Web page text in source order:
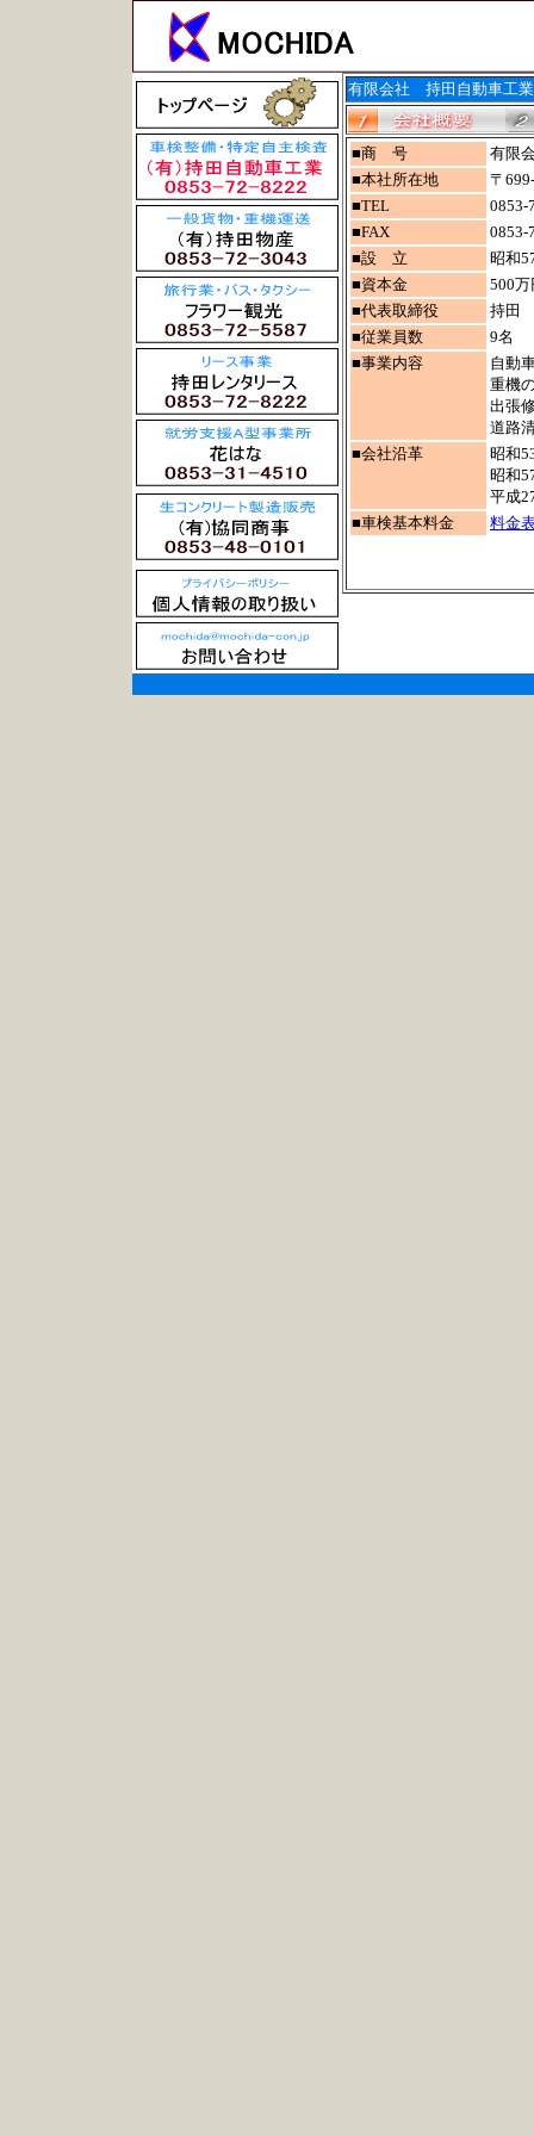
有限会社 持田自動車工業
■商 号
有限
■本社所在地
〒
■TEL
0853-
■FAX
0853-
■設 立
昭和
■資本金
500万
■代表取締役
持田
■従業員数
9名
■事業内容
自動
重機
出張
道路
■会社沿革
昭和
昭和
平成
■車検基本料金
料金